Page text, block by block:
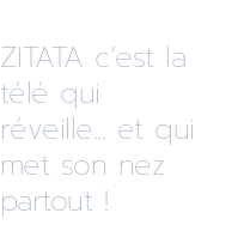
ZITATA c’est la
télé qui
réveille... et qui
met son nez
partout !